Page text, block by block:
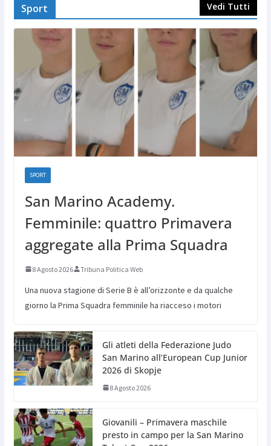
Sport Vedi Tutti
SPORT
San Marino Academy.
Femminile: quattro Primavera
aggregate alla Prima Squadra
8 Agosto 2026 Tribuna Politica Web
Una nuova stagione di Serie B è all’orizzonte e da qualche
giorno la Prima Squadra femminile ha riacceso i motori
Gli atleti della Federazione Judo
San Marino all’European Cup Junior
2026 di Skopje
8 Agosto 2026
Giovanili – Primavera maschile
presto in campo per la San Marino